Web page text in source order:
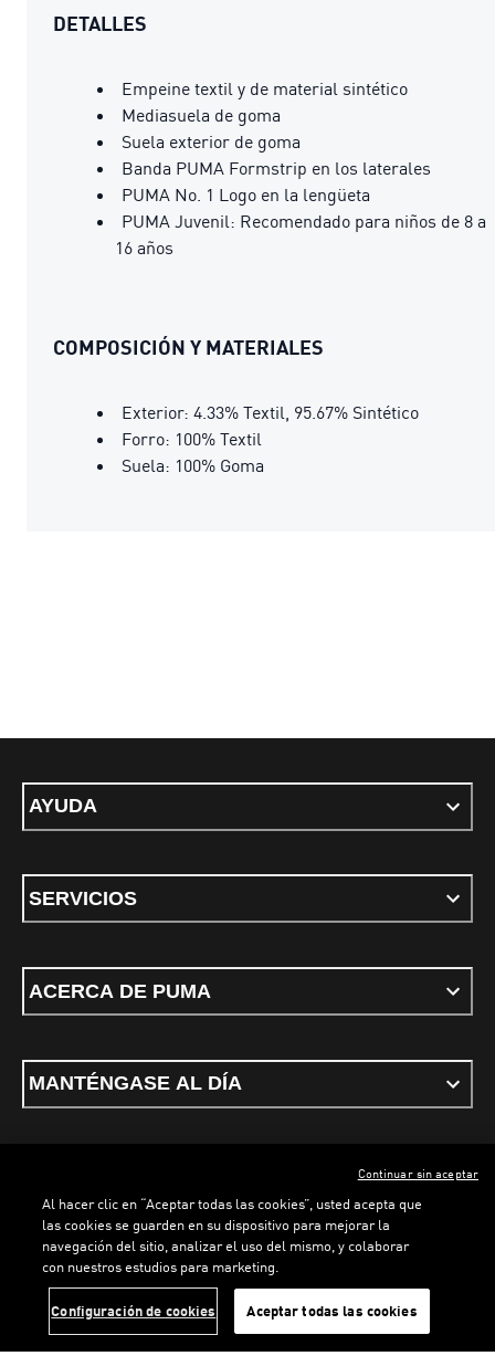
DETALLES
Empeine textil y de material sintético
Mediasuela de goma
Suela exterior de goma
Banda PUMA Formstrip en los laterales
PUMA No. 1 Logo en la lengüeta
PUMA Juvenil: Recomendado para niños de 8 a
16 años
COMPOSICIÓN Y MATERIALES
Exterior: 4.33% Textil, 95.67% Sintético
Forro: 100% Textil
Suela: 100% Goma
AYUDA
SERVICIOS
ACERCA DE PUMA
MANTÉNGASE AL DÍA
Términos y condicionesPolítica de Privacidad
ESPAÑOL
PUMA, 2026. Todos los derechos reservados
Al hacer clic en “Aceptar todas las cookies”, usted acepta que
las cookies se guarden en su dispositivo para mejorar la
navegación del sitio, analizar el uso del mismo, y colaborar
con nuestros estudios para marketing.
Configuración de cookies Aceptar todas las cookies
Continuar sin aceptar